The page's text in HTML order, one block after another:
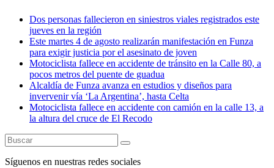
Dos personas fallecieron en siniestros viales registrados este
jueves en la región
Este martes 4 de agosto realizarán manifestación en Funza
para exigir justicia por el asesinato de joven
Motociclista fallece en accidente de tránsito en la Calle 80, a
pocos metros del puente de guadua
Alcaldía de Funza avanza en estudios y diseños para
invervenir vía ‘La Argentina’, hasta Celta
Motociclista fallece en accidente con camión en la calle 13, a
la altura del cruce de El Recodo
Síguenos en nuestras redes sociales